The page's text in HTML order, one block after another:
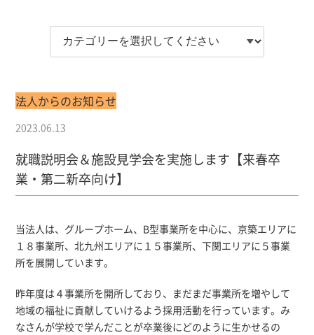
法人からのお知らせ
2023.06.13
就職説明会＆施設見学会を実施します【来春卒
業・第二新卒向け】
当法人は、グループホーム、B型事業所を中心に、京築エリアに
１８事業所、北九州エリアに１５事業所、下関エリアに５事業
所を展開しています。
昨年度は４事業所を開所しており、まだまだ事業所を増やして
地域の福祉に貢献していけるよう採用活動を行っています。み
なさんが学校で学んだことが卒業後にどのように生かせるの